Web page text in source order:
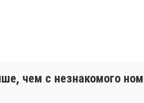
чем с незнакомого